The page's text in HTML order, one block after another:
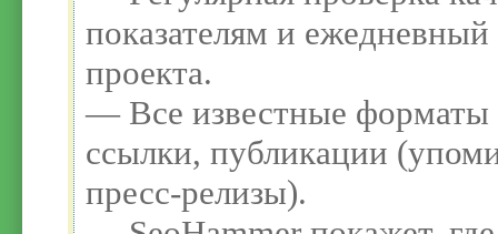
показателям и ежедневный
проекта.
— Все известные форматы
ссылки, публикации
пресс-релизы).